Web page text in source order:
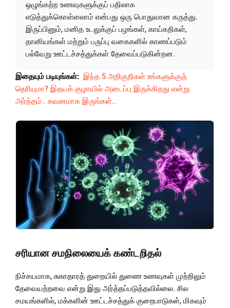
ஒழுங்கற்ற உணவுகளுக்குப் பதிலாக
எடுத்துக்கொள்ளலாம் என்பது ஒரு பொதுவான கருத்து.
இருப்பினும், மனித உடலுக்குப் பழங்கள், காய்கறிகள்,
தானியங்கள் மற்றும் பருப்பு வகைகளில் காணப்படும்
பல்வேறு ஊட்டச்சத்துக்கள் தேவைப்படுகின்றன.
இதையும் படியுங்கள்: இந்த 5 அறிகுறிகள் உங்களுக்குத்
தெரியுமா? இதயக் குழாயில் அடைப்பு இருக்கிறது என்று
அர்த்தம்.. கவனமாக இருங்கள்..
சரியான சமநிலையைக் கண்டறிதல்
நிச்சயமாக, சுகாதாரத் துறையில் துணை உணவுகள் முற்றிலும்
தேவையற்றவை என்று இது அர்த்தப்படுத்தவில்லை. சில
சமயங்களில், மக்களின் ஊட்டச்சத்துக் குறைபாடுகள், மிகவும்